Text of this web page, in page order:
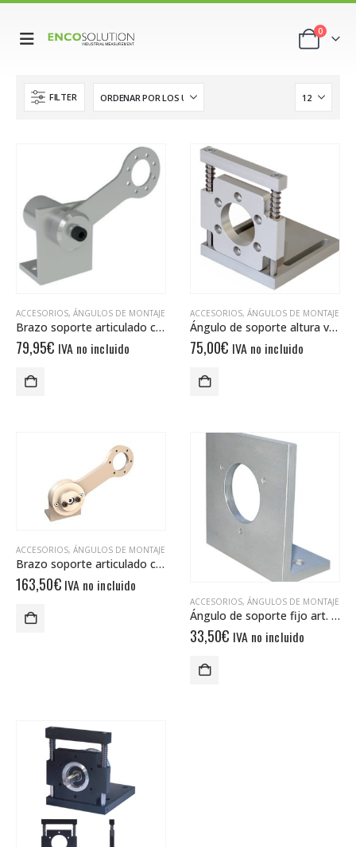
0
FILTER
ACCESORIOS, ÁNGULOS DE MONTAJE
Brazo soporte articulado con resorte DAAF 3666 26
79,95€ IVA no incluido
ACCESORIOS, ÁNGULOS DE MONTAJE
Ángulo de soporte altura variable DHAF 8580
75,00€ IVA no incluido
ACCESORIOS, ÁNGULOS DE MONTAJE
Brazo soporte articulado con resorte DAAF 60120
163,50€ IVA no incluido
ACCESORIOS, ÁNGULOS DE MONTAJE
Ángulo de soporte fijo art. 10025362
33,50€ IVA no incluido